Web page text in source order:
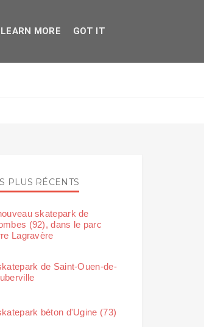
PLUS RÉCENTS
skatepark de
(92), dans le parc
Lagravère
de Saint-Ouen-de-
béton d'Ugine (73)
LEARN MORE GOT IT